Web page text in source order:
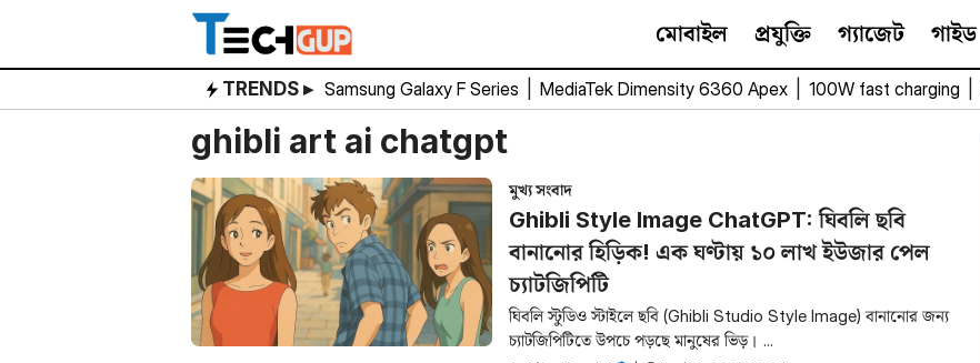
content
মোবাইল প্রযুক্তি গ্যাজেট গাইড
TRENDS ▸ Samsung Galaxy F Series MediaTek Dimensity 6360 Apex 100W fast charging
ghibli art ai chatgpt
মুখ্য সংবাদ
Ghibli Style Image ChatGPT: ঘিবলি ছবি
বানানোর হিড়িক! এক ঘণ্টায় ১০ লাখ ইউজার পেল
চ্যাটজিপিটি
ঘিবলি স্টুডিও স্টাইলে ছবি (Ghibli Studio Style Image) বানানোর জন্য
চ্যাটজিপিটিতে উপচে পড়ছে মানুষের ভিড়। ...